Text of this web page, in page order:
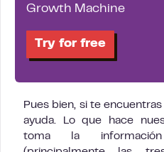
Growth Machine
Try for free
Pues bien, si te
ayuda. Lo que hace
toma la